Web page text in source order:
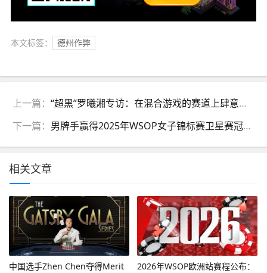
本文标签： 德州作弊
上一篇： “超黑”罗曦湘专访：在混合游戏的赛道上肆意享受扑克的快乐
下一篇： 男牌手赢得2025年WSOP女子锦标赛卫星赛冠军引争议
相关文章
中国选手Zhen Chen夺得Merit
2026年WSOP欧洲站赛程公布：